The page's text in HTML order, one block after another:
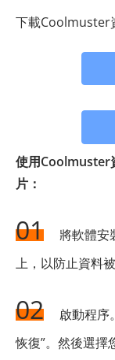
下載Coolmuster
使用Coolmuster
片：
01
將軟體安
上，以防止資料被
02
啟動程序
恢復”。然後選擇